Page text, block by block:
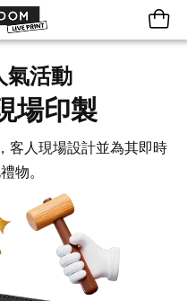
氣活動
場印製
客人現場設計並為其即時
物。